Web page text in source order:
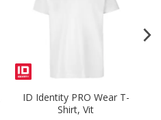
ID Identity PRO Wear T-
Shirt, Vit